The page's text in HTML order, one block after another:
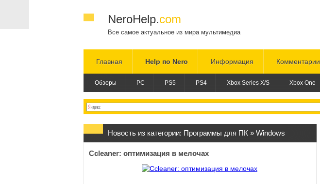
NeroHelp.com
Все самое актуальное из мира мультимедиа
Главная Help по Nero Информация Комментарии
Обзоры PC PS5 PS4 Xbox Series X/S Xbox One
Новость из категории: Программы для ПК » Windows
Ccleaner: оптимизация в мелочах